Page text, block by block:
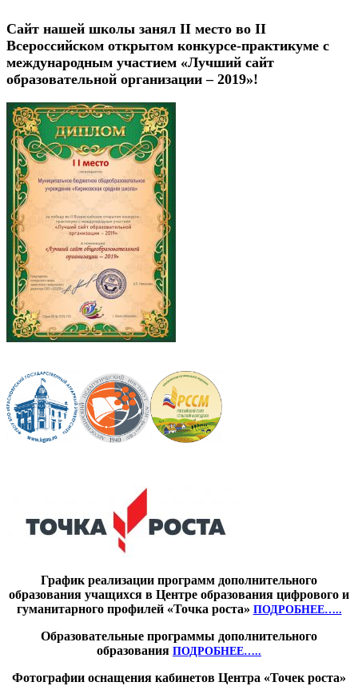
Сайт нашей школы занял II место во II
Всероссийском открытом конкурсе-практикуме с
международным участием «Лучший сайт
образовательной организации – 2019»!
График реализации программ дополнительного
образования учащихся в Центре образования цифрового и
гуманитарного профилей «Точка роста» ПОДРОБНЕЕ…..
Образовательные программы дополнительного
образования ПОДРОБНЕЕ…..
Фотографии оснащения кабинетов Центра «Точек роста»